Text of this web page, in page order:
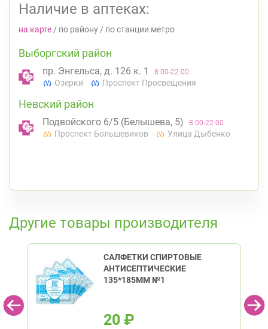
Наличие в аптеках:
на карте / по району / по станции метро
Выборгский район
пр. Энгельса, д. 126 к. 1 8:00-22:00
Озерки Проспект Просвещения
Невский район
Подвойского 6/5 (Белышева, 5) 8:00-22:00
Проспект Большевиков Улица Дыбенко
Другие товары производителя
САЛФЕТКИ СПИРТОВЫЕ
АНТИСЕПТИЧЕСКИЕ
135*185ММ №1
20 ₽